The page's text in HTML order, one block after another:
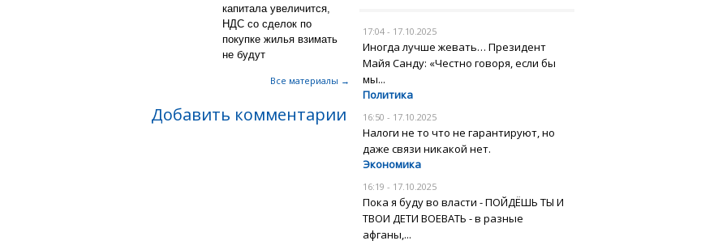
капитала увеличится,
НДС со сделок по
покупке жилья взимать
не будут
Все материалы →
Добавить комментарии
17:04 - 17.10.2025
Иногда лучше жевать… Президент
Майя Санду: «Честно говоря, если бы
мы...
Политика
16:50 - 17.10.2025
Налоги не то что не гарантируют, но
даже связи никакой нет.
Экономика
16:19 - 17.10.2025
Пока я буду во власти - ПОЙДЁШЬ ТЫ И
ТВОИ ДЕТИ ВОЕВАТЬ - в разные
афганы,...